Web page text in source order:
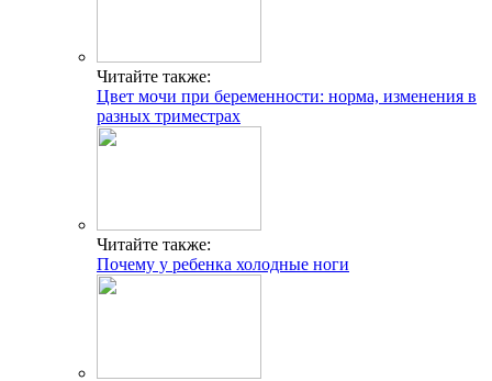
Читайте также:
Цвет мочи при беременности: норма, изменения в
разных триместрах
Читайте также:
Почему у ребенка холодные ноги